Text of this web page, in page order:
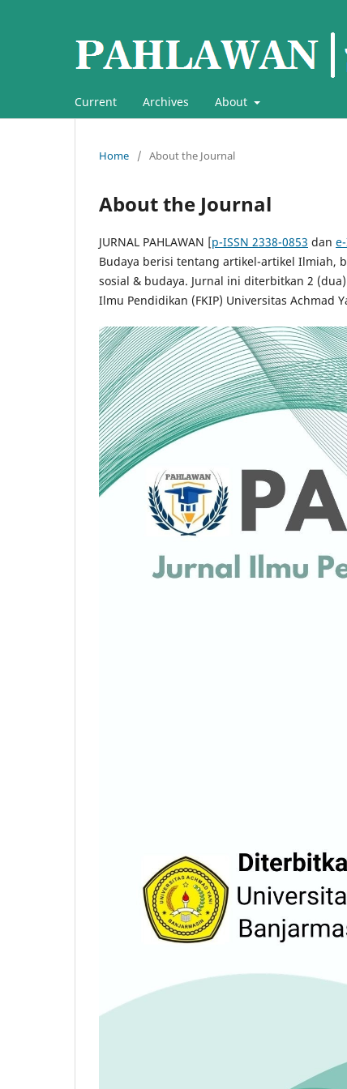
Current Archives About
Home / About the Journal
About the Journal
JURNAL PAHLAWAN [p-ISSN 2338-0853 dan
Budaya berisi tentang artikel-artikel Ilmiah,
sosial & budaya. Jurnal ini diterbitkan 2
Ilmu Pendidikan (FKIP) Universitas Achmad